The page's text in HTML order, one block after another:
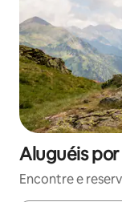
Aluguéis
Encontre e